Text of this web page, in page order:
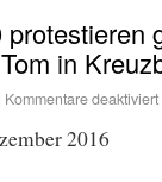
in
Kommentare deaktiviert
2016